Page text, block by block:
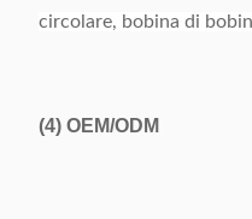
circolare, bobina di
(4) OEM/ODM